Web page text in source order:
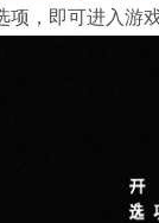
项，即可进入游